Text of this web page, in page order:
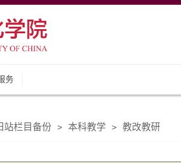
务
站栏目备份 > 本科教学 > 教改教研